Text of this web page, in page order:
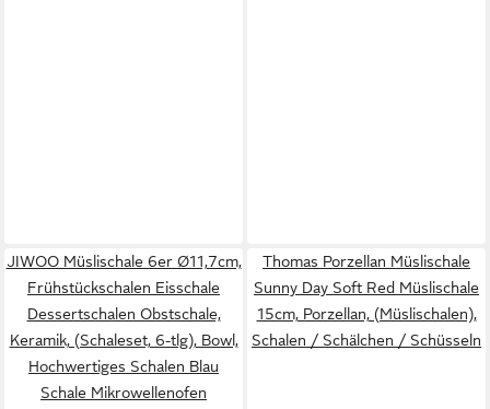
JIWOO Müslischale 6er Ø11,7cm,
Frühstückschalen Eisschale
Dessertschalen Obstschale,
Keramik, (Schaleset, 6-tlg), Bowl,
Hochwertiges Schalen Blau
Schale Mikrowellenofen
Thomas Porzellan Müslischale
Sunny Day Soft Red Müslischale
15cm, Porzellan, (Müslischalen),
Schalen / Schälchen / Schüsseln